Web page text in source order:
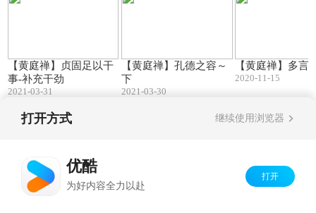
【黄庭禅】贞固足以干
事-补充干劲
2021-03-31
【黄庭禅】孔德之容～
下
2021-03-30
【黄庭禅】多言
2020-11-15
打开方式 继续使用浏览器
优酷
为好内容全力以赴
打开